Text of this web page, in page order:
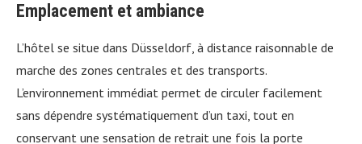
Emplacement et ambiance
L’hôtel se situe dans Düsseldorf, à distance raisonnable de
marche des zones centrales et des transports.
L’environnement immédiat permet de circuler facilement
sans dépendre systématiquement d’un taxi, tout en
conservant une sensation de retrait une fois la porte